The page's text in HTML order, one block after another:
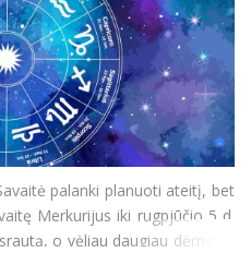
palanki planuoti ateitį, bet
Merkurijus iki rugpjūčio 5 d.
o vėliau daugiau dėmesio